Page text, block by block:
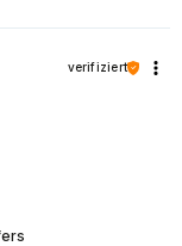
Preise
intern
verifiziert